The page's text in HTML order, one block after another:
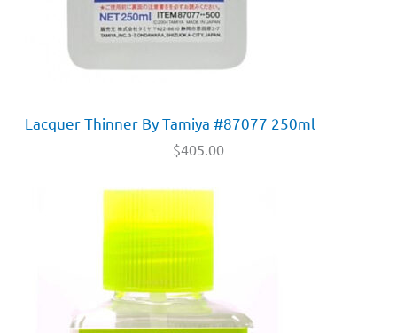
Lacquer Thinner By Tamiya #87077 250ml
$405.00